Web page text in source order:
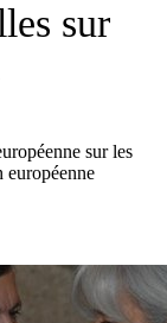
sur
sur les
européenne